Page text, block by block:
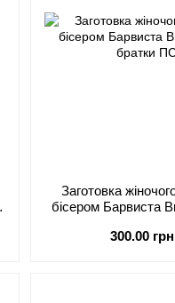
Заготовка
бісером Барвиста
братки
300.00 грн